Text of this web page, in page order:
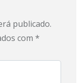
publicado.
com *